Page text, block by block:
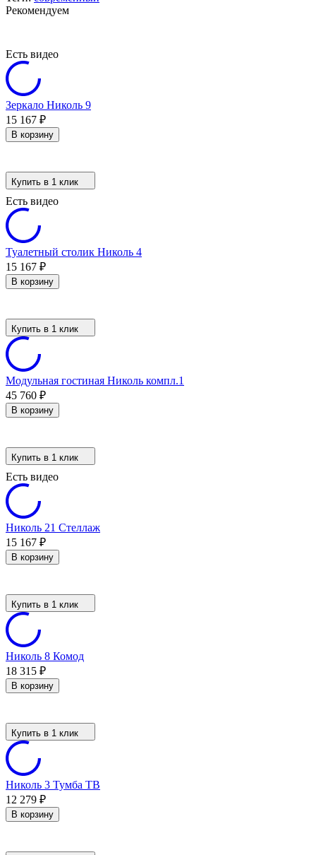
Рекомендуем
Есть видео
Зеркало Николь 9
15 167 ₽
В корзину
Купить в 1 клик
Есть видео
Туалетный столик Николь 4
15 167 ₽
В корзину
Купить в 1 клик
Модульная гостиная Николь компл.1
45 760 ₽
В корзину
Купить в 1 клик
Есть видео
Николь 21 Стеллаж
15 167 ₽
В корзину
Купить в 1 клик
Николь 8 Комод
18 315 ₽
В корзину
Купить в 1 клик
Николь 3 Тумба ТВ
12 279 ₽
В корзину